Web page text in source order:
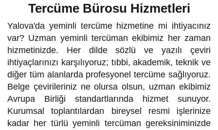
Tercüme Bürosu Hizmetleri
Yalova'da yeminli tercüme hizmetine mi ihtiyacınız
var? Uzman yeminli tercüman ekibimiz her zaman
hizmetinizde. Her dilde sözlü ve yazılı çeviri
ihtiyaçlarınızı karşılıyoruz; tıbbi, akademik, teknik ve
diğer tüm alanlarda profesyonel tercüme sağlıyoruz.
Belge çevirileriniz ne olursa olsun, uzman ekibimiz
Avrupa Birliği standartlarında hizmet sunuyor.
Kurumsal toplantılardan bireysel resmi işlerinize
kadar her türlü yeminli tercüman gereksiniminizde